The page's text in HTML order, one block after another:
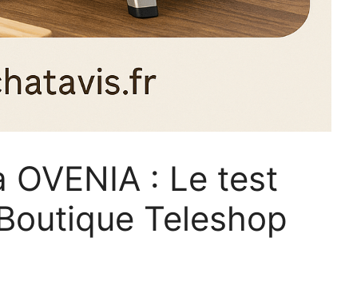
OVENIA : Le test
Teleshop